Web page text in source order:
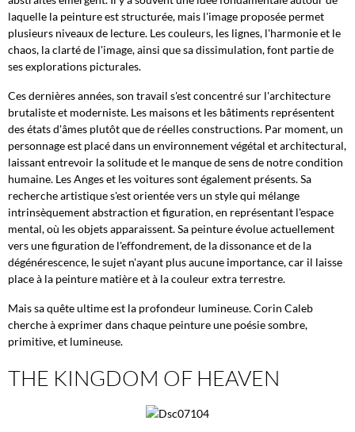
laquelle la peinture est structurée, mais l'image proposée permet
plusieurs niveaux de lecture. Les couleurs, les lignes, l'harmonie et le
chaos, la clarté de l'image, ainsi que sa dissimulation, font partie de
ses explorations picturales.
Ces dernières années, son travail s'est concentré sur l'architecture
brutaliste et moderniste. Les maisons et les bâtiments représentent
des états d'âmes plutôt que de réelles constructions. Par moment, un
personnage est placé dans un environnement végétal et architectural,
laissant entrevoir la solitude et le manque de sens de notre condition
humaine. Les Anges et les voitures sont également présents. Sa
recherche artistique s'est orientée vers un style qui mélange
intrinsèquement abstraction et figuration, en représentant l'espace
mental, où les objets apparaissent. Sa peinture évolue actuellement
vers une figuration de l'effondrement, de la dissonance et de la
dégénérescence, le sujet n'ayant plus aucune importance, car il laisse
place à la peinture matière et à la couleur extra terrestre.
Mais sa quête ultime est la profondeur lumineuse. Corin Caleb
cherche à exprimer dans chaque peinture une poésie sombre,
primitive, et lumineuse.
THE KINGDOM OF HEAVEN